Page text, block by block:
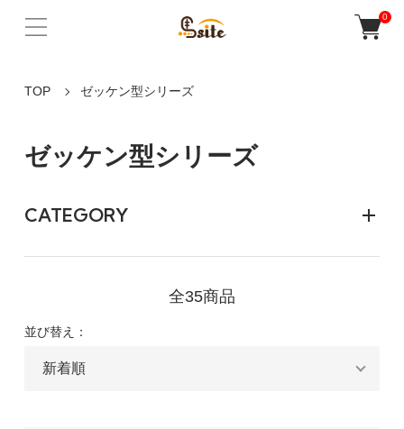
0
TOP ゼッケン型シリーズ
ゼッケン型シリーズ
CATEGORY
全35商品
並び替え：